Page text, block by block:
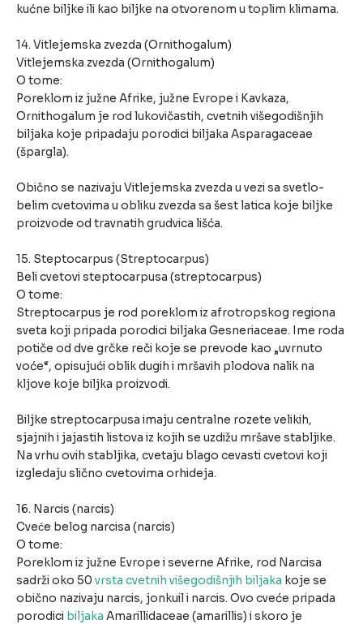
kućne biljke ili kao biljke na otvorenom u toplim klimama.
14. Vitlejemska zvezda (Ornithogalum)
Vitlejemska zvezda (Ornithogalum)
O tome:
Poreklom iz južne Afrike, južne Evrope i Kavkaza,
Ornithogalum je rod lukovičastih, cvetnih višegodišnjih
biljaka koje pripadaju porodici biljaka Asparagaceae
(špargla).
Obično se nazivaju Vitlejemska zvezda u vezi sa svetlo-
belim cvetovima u obliku zvezda sa šest latica koje biljke
proizvode od travnatih grudvica lišća.
15. Steptocarpus (Streptocarpus)
Beli cvetovi steptocarpusa (streptocarpus)
O tome:
Streptocarpus je rod poreklom iz afrotropskog regiona
sveta koji pripada porodici biljaka Gesneriaceae. Ime roda
potiče od dve grčke reči koje se prevode kao „uvrnuto
voće“, opisujući oblik dugih i mršavih plodova nalik na
kljove koje biljka proizvodi.
Biljke streptocarpusa imaju centralne rozete velikih,
sjajnih i jajastih listova iz kojih se uzdižu mršave stabljike.
Na vrhu ovih stabljika, cvetaju blago cevasti cvetovi koji
izgledaju slično cvetovima orhideja.
16. Narcis (narcis)
Cveće belog narcisa (narcis)
O tome:
Poreklom iz južne Evrope i severne Afrike, rod Narcisa
sadrži oko 50 vrsta cvetnih višegodišnjih biljaka koje se
obično nazivaju narcis, jonkuil i narcis. Ovo cveće pripada
porodici biljaka Amarillidaceae (amarillis) i skoro je